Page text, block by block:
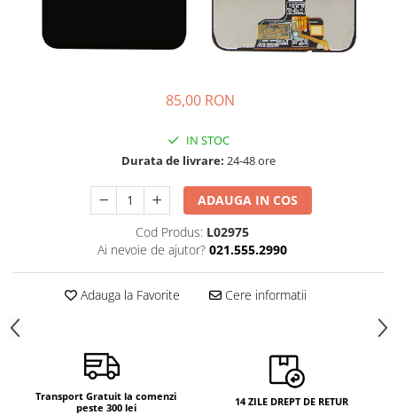
85,00 RON
IN STOC
Durata de livrare: 24-48 ore
ADAUGA IN COS
Cod Produs: L02975
Ai nevoie de ajutor? 021.555.2990
Adauga la Favorite Cere informatii
Transport Gratuit la comenzi
peste 300 lei
14 ZILE DREPT DE RETUR